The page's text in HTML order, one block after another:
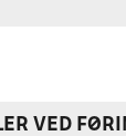
VED